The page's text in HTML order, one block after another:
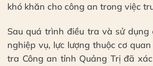
khó khăn cho công an trong việc
Sau quá trình điều tra và sử dụng
nghiệp vụ, lực lượng thuộc cơ
tra Công an tỉnh Quảng Trị đã